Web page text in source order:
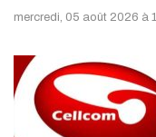
mercredi, 05 août 2026 à